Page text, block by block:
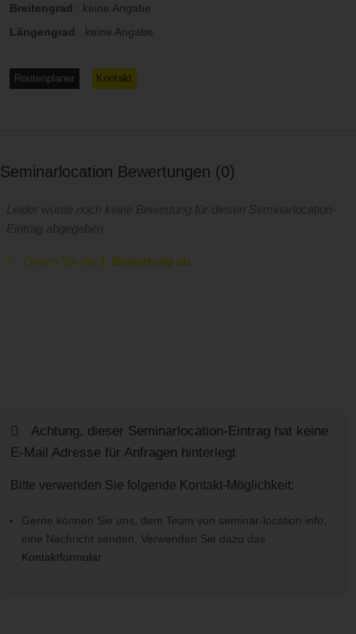
Breitengrad : keine Angabe
Längengrad : keine Angabe
Routenplaner Kontakt
Seminarlocation Bewertungen 0
Leider wurde noch keine Bewertung für diesen Seminarlocation-
Eintrag abgegeben.
Geben Sie die 1. Bewertung ab.
Achtung, dieser Seminarlocation-Eintrag hat keine
E-Mail Adresse für Anfragen hinterlegt
Bitte verwenden Sie folgende Kontakt-Möglichkeit:
Gerne können Sie uns, dem Team von seminar-location.info,
eine Nachricht senden. Verwenden Sie dazu das
Kontaktformular